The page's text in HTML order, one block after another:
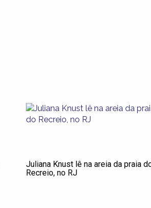
Juliana Knust lê na areia da praia
Recreio, no RJ